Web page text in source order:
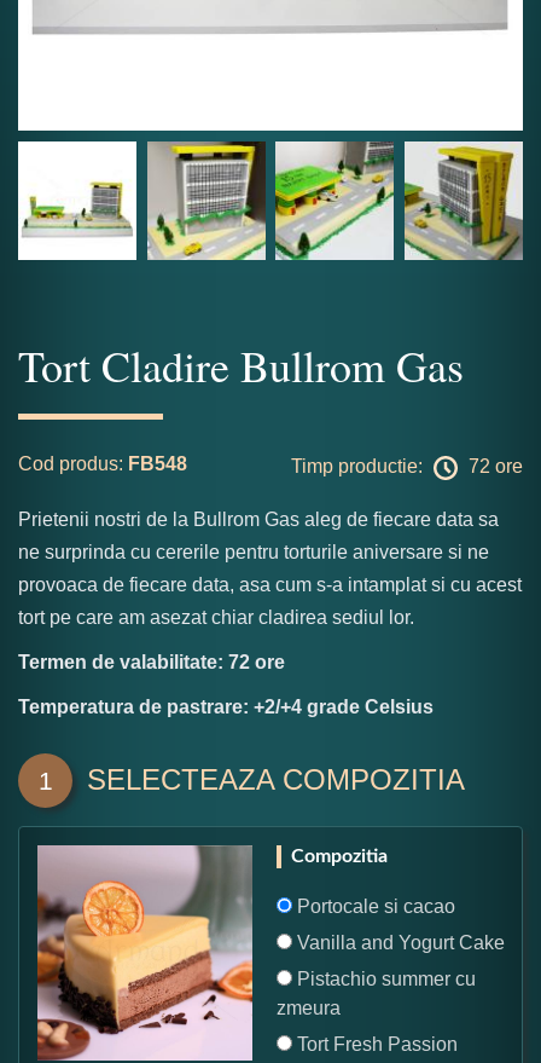
Tort Cladire Bullrom Gas
Cod produs: FB548 Timp productie: 72 ore
Prietenii nostri de la Bullrom Gas aleg de fiecare data sa
ne surprinda cu cererile pentru torturile aniversare si ne
provoaca de fiecare data, asa cum s-a intamplat si cu acest
tort pe care am asezat chiar cladirea sediul lor.
Termen de valabilitate: 72 ore
Temperatura de pastrare: +2/+4 grade Celsius
1 SELECTEAZA COMPOZITIA
Compozitia
Portocale si cacao
Vanilla and Yogurt Cake
Pistachio summer cu
zmeura
Tort Fresh Passion